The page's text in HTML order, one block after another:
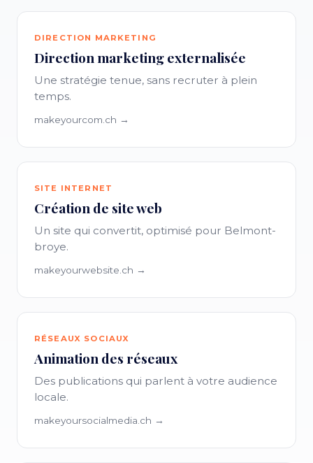
DIRECTION MARKETING
Direction marketing externalisée
Une stratégie tenue, sans recruter à plein
temps.
makeyourcom.ch →
SITE INTERNET
Création de site web
Un site qui convertit, optimisé pour Belmont-
broye.
makeyourwebsite.ch →
RÉSEAUX SOCIAUX
Animation des réseaux
Des publications qui parlent à votre audience
locale.
makeyoursocialmedia.ch →